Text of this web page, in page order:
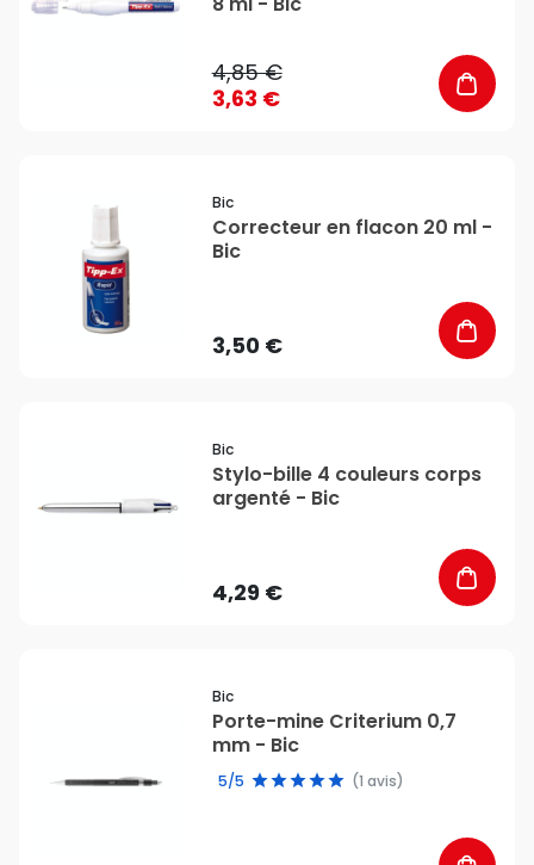
4,85 €
3,63 €
Bic
Correcteur en flacon 20 ml -
Bic
3,50 €
Bic
Stylo-bille 4 couleurs corps
argenté - Bic
4,29 €
Bic
Porte-mine Criterium 0,7
mm - Bic
5/5 (1 avis)